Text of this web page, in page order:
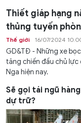
Thiết giáp hạng
thủng tuyến
Thế giới 16/07/2024
GD&TĐ - Những xe
tăng chiến đấu chủ
Nga hiện nay.
Sẽ gọi tái ngũ
dự trữ?